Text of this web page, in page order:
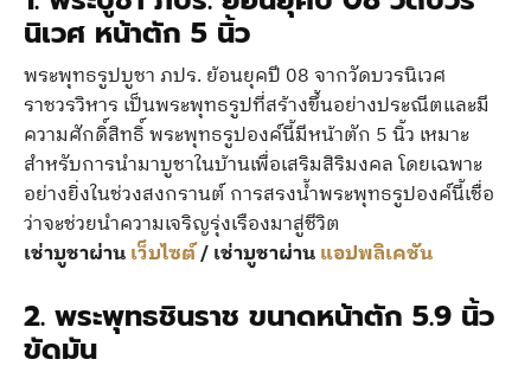
นิเวศ หน้าตัก 5 นิ้ว
พระพุทธรูปบูชา ภปร. ย้อนยุคปี 08 จากวัดบวรนิเวศ
ราชวรวิหาร เป็นพระพุทธรูปที่สร้างขึ้นอย่างประณีตและมี
ความศักดิ์สิทธิ์ พระพุทธรูปองค์นี้มีหน้าตัก 5 นิ้ว เหมาะ
สำหรับการนำมาบูชาในบ้านเพื่อเสริมสิริมงคล โดยเฉพาะ
อย่างยิ่งในช่วงสงกรานต์ การสรงน้ำพระพุทธรูปองค์นี้เชื่อ
ว่าจะช่วยนำความเจริญรุ่งเรืองมาสู่ชีวิต
เช่าบูชาผ่านเว็บไซต์/ เช่าบูชาผ่านแอปพลิเคชัน
2. พระพุทธชินราช ขนาดหน้าตัก 5.9 นิ้ว
ขัดมัน